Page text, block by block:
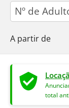
adults
A partir de
total